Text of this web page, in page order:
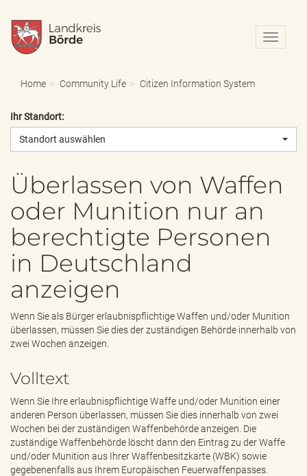
N
a
o
i
e
n
Home Community Life Citizen Information System
Ihr Standort:
Standort auswählen
Überlassen von Waffen
oder Munition nur an
berechtigte Personen
in Deutschland
anzeigen
Wenn Sie als Bürger erlaubnispflichtige Waffen und/oder Munition
überlassen, müssen Sie dies der zuständigen Behörde innerhalb von
zwei Wochen anzeigen.
Volltext
Wenn Sie Ihre erlaubnispflichtige Waffe und/oder Munition einer
anderen Person überlassen, müssen Sie dies innerhalb von zwei
Wochen bei der zuständigen Waffenbehörde anzeigen. Die
zuständige Waffenbehörde löscht dann den Eintrag zu der Waffe
und/oder Munition aus Ihrer Waffenbesitzkarte (WBK) sowie
gegebenenfalls aus Ihrem Europäischen Feuerwaffenpasses.